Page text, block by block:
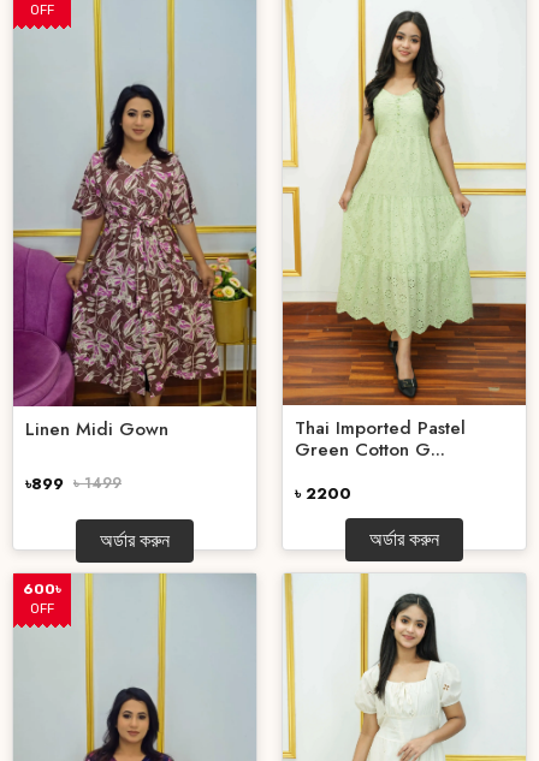
OFF
Linen Midi Gown
৳899 ৳ 1499
অর্ডার করুন
Thai Imported Pastel
Green Cotton G...
৳ 2200
অর্ডার করুন
600৳
OFF